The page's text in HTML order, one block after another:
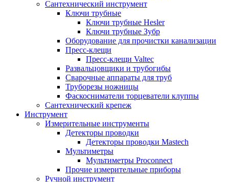
Сантехнический инструмент
Ключи трубные
Ключи трубные Hesler
Ключи трубные Зубр
Оборудование для прочистки канализации
Пресс-клещи
Пресс-клещи Valtec
Развальцовщики и трубогибы
Сварочные аппараты для труб
Труборезы ножницы
Фаскосниматели торцеватели клуппы
Сантехнический крепеж
Инструмент
Измерительные инструменты
Детекторы проводки
Детекторы проводки Mastech
Мультиметры
Мультиметры Proconnect
Прочие измерительные приборы
Ручной инструмент